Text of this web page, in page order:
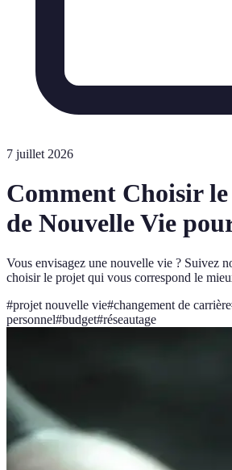
7 juillet 2026
Comment Choisir
de Nouvelle Vie
Vous envisagez une nouvelle vie ? Suivez
choisir le projet qui vous correspond le
#projet nouvelle vie#changement de carrière
personnel#budget#réseautage